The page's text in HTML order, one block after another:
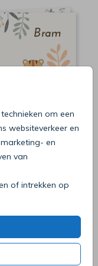
om een
websiteverkeer en
en
van
of intrekken op